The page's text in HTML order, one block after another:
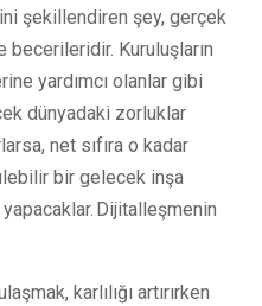
şekillendiren şey, gerçek
Kuruluşların
yardımcı olanlar gibi
dünyadaki zorluklar
net sıfıra o kadar
bir gelecek inşa
Dijitalleşmenin
karlılığı artırırken